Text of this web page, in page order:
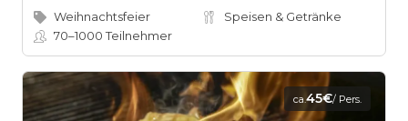
Weihnachtsfeier
Speisen & Getränke
70–1000Teilnehmer
ca.45€/ Pers.